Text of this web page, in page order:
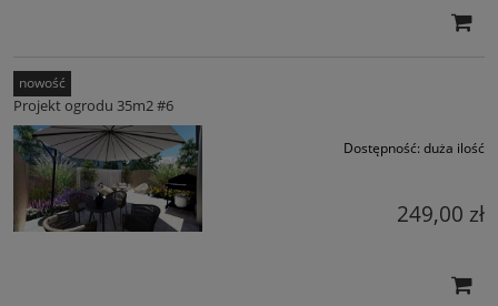
Projekt ogrodu 35m2 #6
Dostępność: duża ilość
249,00 zł
nowość